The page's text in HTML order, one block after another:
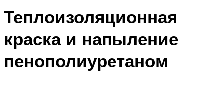
Теплоизоляционная
краска и напыление
пенополиуретаном